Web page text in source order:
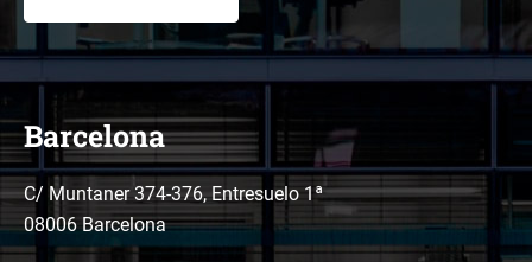
Barcelona
C/ Muntaner 374-376, Entresuelo 1ª
08006 Barcelona